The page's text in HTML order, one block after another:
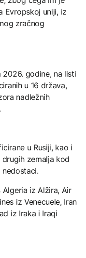
Evropskoj uniji, iz
zračnog
2026. godine, na listi
u 16 država,
nadležnih
u Rusiji, kao i
zemalja kod
Algeria iz Alžira, Air
iz Venecuele, Iran
iz Iraka i Iraqi